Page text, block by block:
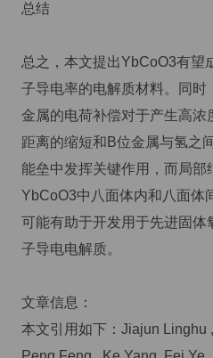
总结
总之，本文提出YbCoO3有望
子导电率的电解质材料。同时
金属的电荷补偿对于产生高
距离的缩短和B位金属与氢之
能垒中发挥关键作用，而局部
YbCoO3中八面体内和八面体
可能有助于开发用于先进固体
子导电电解质。
文章信息：
本文引用如下：Jiajun Linghu